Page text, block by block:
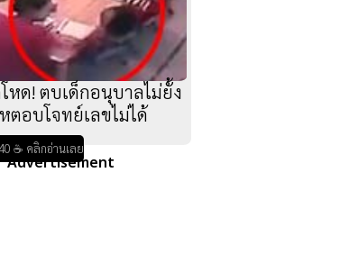
หด! ตบเด็กอนุบาลไม่ยั้ง
ตอบโจทย์เลขไม่ได้
☕ คลิกอ่านเลย
Advertisement